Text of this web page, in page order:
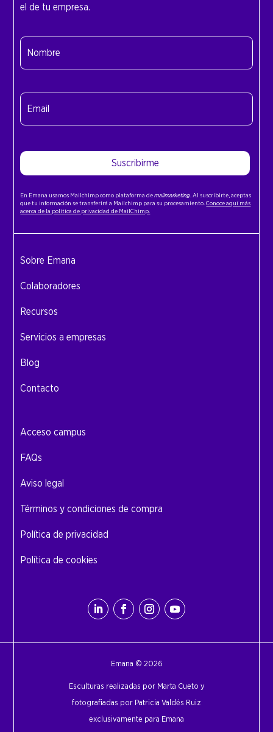
el de tu empresa.
Nombre(Obligatorio)
Email(Obligatorio)
Suscribirme
En Emana usamos Mailchimp como plataforma demailmarketing . Al suscribirte, aceptas
que tu información se transferirá a Mailchimp para su procesamiento.Conoce aquí más
acerca de la política de privacidad de MailChimp.
Sobre Emana
Colaboradores
Recursos
Servicios a empresas
Blog
Contacto
Acceso campus
FAQs
Aviso legal
Términos y condiciones de compra
Política de privacidad
Política de cookies
Emana © 2026
Esculturas realizadas por Marta Cueto y
fotografiadas por Patricia Valdés Ruiz
exclusivamente para Emana